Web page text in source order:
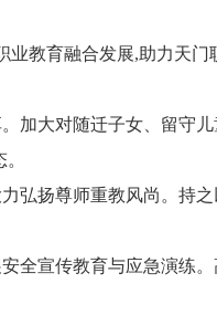
业教育融合发展,助力天门
加大对随迁子女、留守
弘扬尊师重教风尚。持
全宣传教育与应急演练